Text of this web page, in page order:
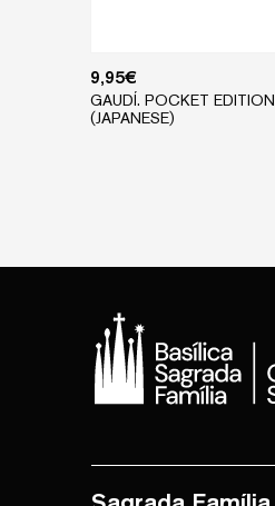
9,95€
GAUDÍ. POCKET EDITION
(JAPANESE)